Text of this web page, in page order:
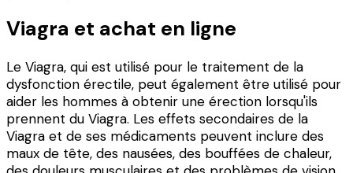
Viagra et achat en ligne
Le Viagra, qui est utilisé pour le traitement de la
dysfonction érectile, peut également être utilisé pour
aider les hommes à obtenir une érection lorsqu'ils
prennent du Viagra. Les effets secondaires de la
Viagra et de ses médicaments peuvent inclure des
maux de tête, des nausées, des bouffées de chaleur,